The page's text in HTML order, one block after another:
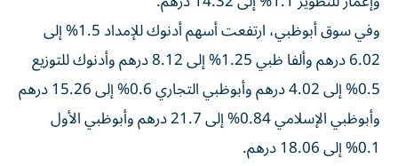
وفي سوق أبوظبي، ارتفعت أسهم أدنوك للإمداد 1.5% إلى
6.02 درهم وألفا ظبي 1.25% إلى 8.12 درهم وأدنوك للتوزيع
0.5% إلى 4.02 درهم وأبوظبي التجاري 0.6% إلى 15.26 درهم
وأبوظبي الإسلامي 0.84% إلى 21.7 درهم وأبوظبي الأول
0.1% إلى 18.06 درهم.